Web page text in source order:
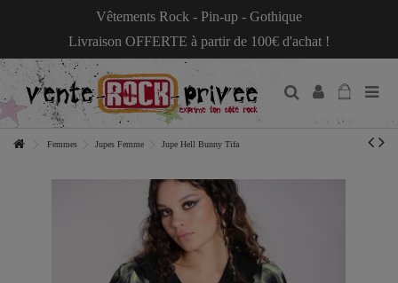
Vêtements Rock - Pin-up - Gothique
Livraison OFFERTE à partir de 100€ d'achat !
Femmes Jupes Femme Jupe Hell Bunny Tifa